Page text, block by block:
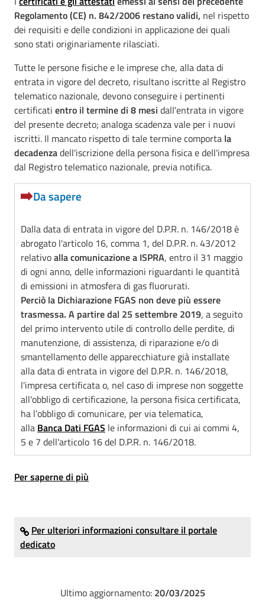
Regolamento (CE) n. 842/2006 restano validi, nel rispetto
dei requisiti e delle condizioni in applicazione dei quali
sono stati originariamente rilasciati.
Tutte le persone fisiche e le imprese che, alla data di
entrata in vigore del decreto, risultano iscritte al Registro
telematico nazionale, devono conseguire i pertinenti
certificati entro il termine di 8 mesi dall'entrata in vigore
del presente decreto; analoga scadenza vale per i nuovi
iscritti. Il mancato rispetto di tale termine comporta la
decadenzadell'iscrizione della persona fisica e dell'impresa
dal Registro telematico nazionale, previa notifica.
Da sapere
Dalla data di entrata in vigore del D.P.R. n. 146/2018 è
abrogato l'articolo 16, comma 1, del D.P.R. n. 43/2012
relativoalla comunicazione a ISPRA, entro il 31 maggio
di ogni anno, delle informazioni riguardanti le quantità
di emissioni in atmosfera di gas fluorurati.
Perciò la Dichiarazione FGAS non deve più essere
trasmessa. A partire dal 25 settembre 2019, a seguito
del primo intervento utile di controllo delle perdite, di
manutenzione, di assistenza, di riparazione e/o di
smantellamento delle apparecchiature già installate
alla data di entrata in vigore del D.P.R. n. 146/2018,
l'impresa certificata o, nel caso di imprese non soggette
all'obbligo di certificazione, la persona fisica certificata,
ha l’obbligo di comunicare, per via telematica,
alla Banca Dati FGAS le informazioni di cui ai commi 4,
5 e 7 dell'articolo 16 del D.P.R. n. 146/2018.
Per saperne di più
Per ulteriori informazioni consultare il portale
dedicato
Ultimo aggiornamento: 20/03/2025